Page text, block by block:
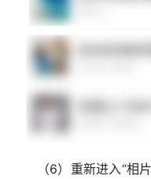
（6）重新进入“相